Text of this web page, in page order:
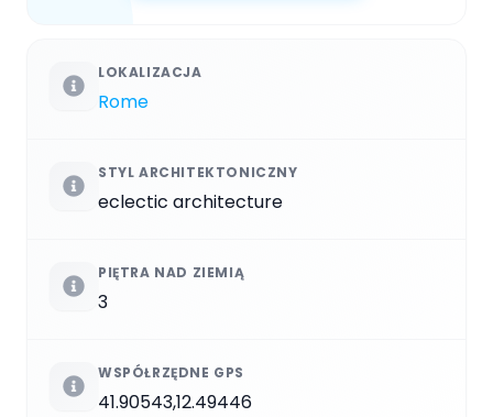
LOKALIZACJA
Rome
STYL ARCHITEKTONICZNY
eclectic architecture
PIĘTRA NAD ZIEMIĄ
3
WSPÓŁRZĘDNE GPS
41.90543,12.49446